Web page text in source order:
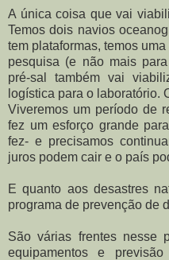
A única coisa que vai
Temos dois navios
tem plataformas, temos
pesquisa (e não mais
pré-sal também vai
logística para o laboratório.
Viveremos um período de
fez um esforço grande
fez- e precisamos
juros podem cair e o país
E quanto aos desastres
programa de prevenção de
São várias frentes nesse
equipamentos e